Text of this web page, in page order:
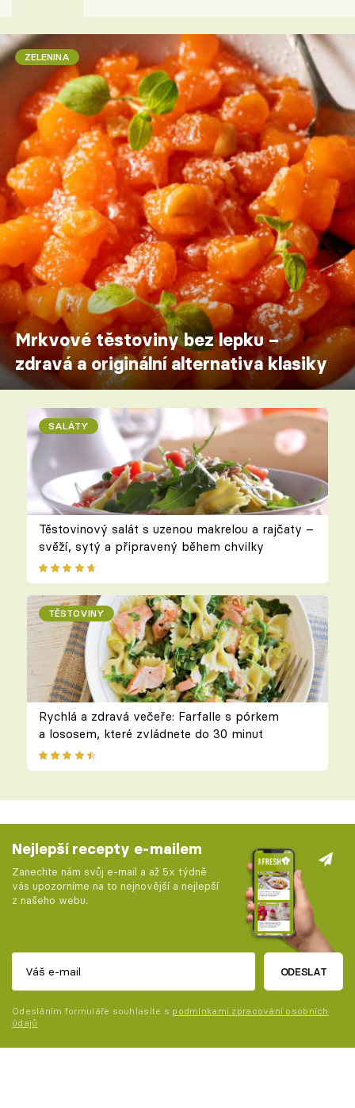
ZELENINA
Mrkvové těstoviny bez lepku –
zdravá a originální alternativa klasiky
SALÁTY
Těstovinový salát s uzenou makrelou a rajčaty –
svěží, sytý a připravený během chvilky
TĚSTOVINY
Rychlá a zdravá večeře: Farfalle s pórkem
a lososem, které zvládnete do 30 minut
Nejlepší recepty e-mailem
Zanechte nám svůj e-mail a až 5x týdně
vás upozorníme na to nejnovější a nejlepší
z našeho webu.
ODESLAT
Odesláním formuláře souhlasíte s podmínkami zpracování osobních
údajů